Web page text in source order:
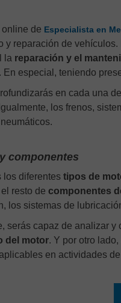
online de Especialista en
y reparación de
la reparación y el
En especial, teniendo
en cada una
los frenos,
componentes
los diferentes tipos de
resto de componentes
los sistemas de
serás capaz de analizar
del motor. Y por otro
aplicables en actividades